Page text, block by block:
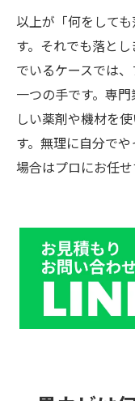
以上が「何をして
す。それでも落と
でいるケースでは
一つの手です。専
しい薬剤や機材を
す。無理に自分で
場合はプロにお任